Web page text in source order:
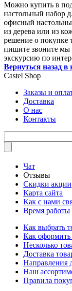
Можно купить в
настольный набор
офисный
из дерева или из
решение о покупке
пишите звоните мы
экскурсию по
Вернуться назад в
Castel Shop
Заказы и
Доставка
О нас
Контакты
Чат
Отзывы
Скидки акции
Карта сайта
Как с нами
Время работы
Как выбрать
Как оформить
Несколько
Доставка
Направления
Наш
Правила